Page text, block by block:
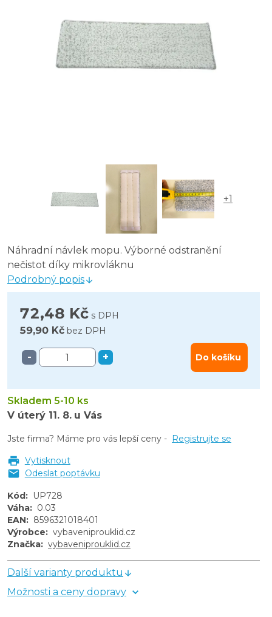
+1
Náhradní návlek mopu. Výborné odstranění
nečistot díky mikrovláknu
Podrobný popis
72,48 Kč s DPH
59,90 Kč bez DPH
- + Do košíku
Skladem 5-10 ks
V úterý 11. 8. u Vás
Jste firma? Máme pro vás lepší ceny - Registrujte se
Vytisknout
Odeslat poptávku
Kód: UP728
Váha: 0.03
EAN: 8596321018401
Výrobce: vybaveniprouklid.cz
Značka: vybaveniprouklid.cz
Další varianty produktu
Možnosti a ceny dopravy